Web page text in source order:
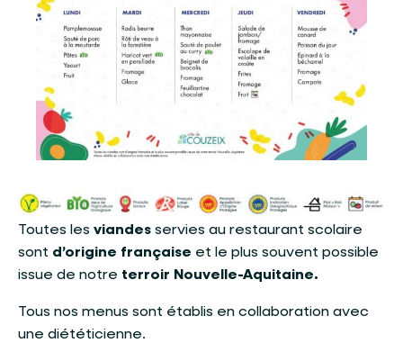
Toutes les viandes servies au restaurant scolaire
sont d’origine française et le plus souvent possible
issue de notre terroir Nouvelle-Aquitaine.
Tous nos menus sont établis en collaboration avec
une diététicienne.